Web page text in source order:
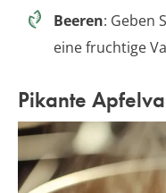
Beeren: Geben
eine fruchtige
Pikante